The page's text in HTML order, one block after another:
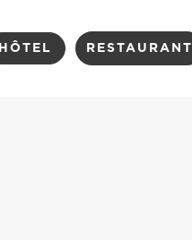
HÔTEL RESTAURANT